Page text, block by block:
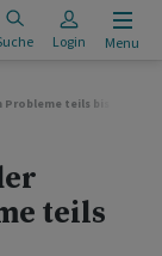
Login Menu
Probleme teils bis zum
teils